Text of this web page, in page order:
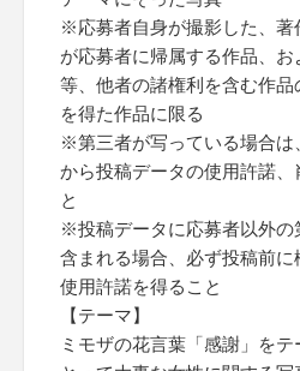
※応募者自身が撮影した、著
が応募者に帰属する作品、
等、他者の諸権利を含む作
を得た作品に限る
※第三者が写っている場合は
から投稿データの使用許諾、
と
※投稿データに応募者以外の
含まれる場合、必ず投稿前に
使用許諾を得ること
【テーマ】
ミモザの花言葉「感謝」を